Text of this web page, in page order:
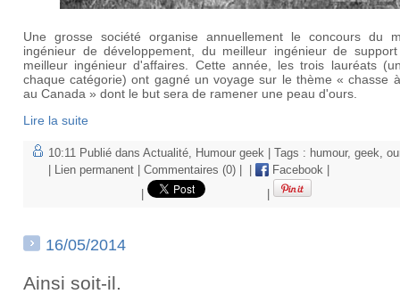
Une grosse société organise annuellement le concours du
ingénieur de développement, du meilleur ingénieur de
meilleur ingénieur d'affaires. Cette année, les trois lauréats
chaque catégorie) ont gagné un voyage sur le thème « chasse
au Canada » dont le but sera de ramener une peau d'ours.
Lire la suite
10:11 Publié dans Actualité Humour geek | Tags : humour, geek
Lien permanent Commentaires (0) Facebook
16/05/2014
Ainsi soit-il.